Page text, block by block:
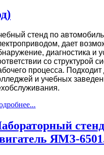
стенд по
дает
диагностика и
со структурой
процесса.
и учебных
ЯМЗ-